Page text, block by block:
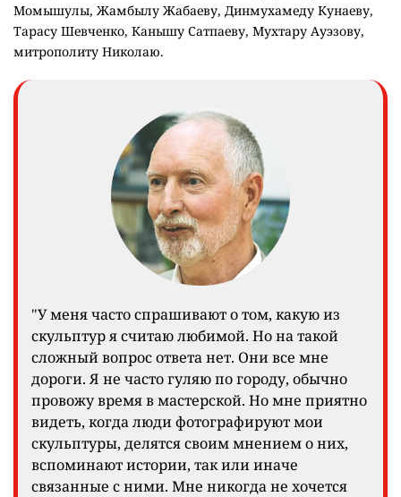
Момышулы, Жамбылу Жабаеву, Динмухамеду Кунаеву,
Тарасу Шевченко, Канышу Сатпаеву, Мухтару Ауэзову,
митрополиту Николаю.
"У меня часто спрашивают о том, какую из
скульптур я считаю любимой. Но на такой
сложный вопрос ответа нет. Они все мне
дороги. Я не часто гуляю по городу, обычно
провожу время в мастерской. Но мне приятно
видеть, когда люди фотографируют мои
скульптуры, делятся своим мнением о них,
вспоминают истории, так или иначе
связанные с ними. Мне никогда не хочется